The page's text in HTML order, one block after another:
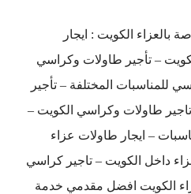
بالعزاء الكويت : ايجار
– تأجير طاولات وكراسي
للمناسبات المختلفة – تأجير
طاولات وكراسي الكويت –
– ايجار طاولات عزاء
داخل الكويت – تاجير كراسي
الكويت افضل مقدمي خدمة